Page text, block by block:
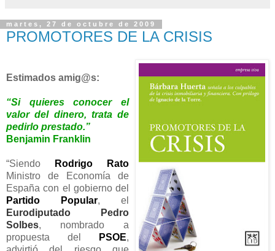
martes, 27 de octubre de 2009
PROMOTORES DE LA CRISIS
Estimados amig@s:
“Si quieres conocer el
valor del dinero, trata de
pedirlo prestado.”
Benjamin Franklin
“Siendo
Rodrigo Rato
Ministro de Economía de
España con el gobierno del
Partido Popular, el
Eurodiputado
Pedro
Solbes, nombrado a
propuesta del
PSOE,